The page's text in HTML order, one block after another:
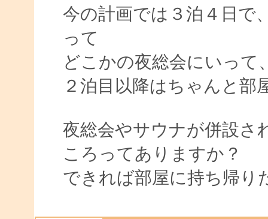
今の計画では３泊４日で
って
どこかの夜総会にいって
２泊目以降はちゃんと
夜総会やサウナが併設さ
ころってありますか？
できれば部屋に持ち帰り